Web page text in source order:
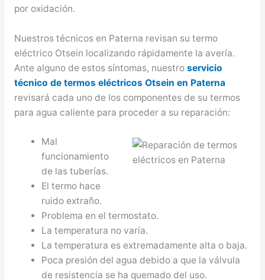
por oxidación.
Nuestros técnicos en Paterna revisan su termo
eléctrico Otsein localizando rápidamente la avería.
Ante alguno de estos síntomas, nuestro servicio
técnico de termos eléctricos Otsein en Paterna
revisará cada uno de los componentes de su termos
para agua caliente para proceder a su reparación:
Mal
funcionamiento
de las tuberías.
El termo hace
ruido extraño.
Problema en el termostato.
La temperatura no varía.
La temperatura es extremadamente alta o baja.
Poca presión del agua debido a que la válvula
de resistencia se ha quemado del uso.